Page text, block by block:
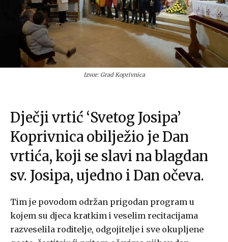
Izvor: Grad Koprivnica
Dječji vrtić ‘Svetog Josipa’
Koprivnica obilježio je Dan
vrtića, koji se slavi na blagdan
sv. Josipa, ujedno i Dan očeva.
Tim je povodom održan prigodan program u
kojem su djeca kratkim i veselim recitacijama
razveselila roditelje, odgojitelje i sve okupljene